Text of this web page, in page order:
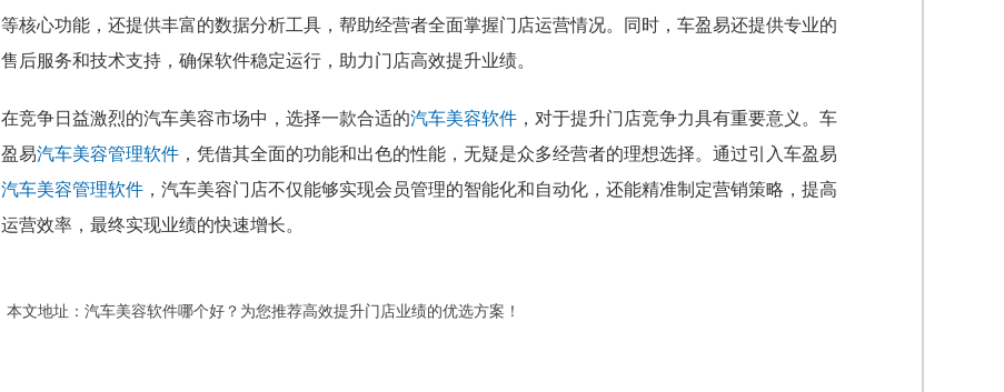
等核心功能，还提供丰富的数据分析工具，帮助经营者全面掌握门店运营情况。同时，车盈易还提供专业的
售后服务和技术支持，确保软件稳定运行，助力门店高效提升业绩。
在竞争日益激烈的汽车美容市场中，选择一款合适的汽车美容软件，对于提升门店竞争力具有重要意义。车
盈易汽车美容管理软件，凭借其全面的功能和出色的性能，无疑是众多经营者的理想选择。通过引入车盈易
汽车美容管理软件，汽车美容门店不仅能够实现会员管理的智能化和自动化，还能精准制定营销策略，提高
运营效率，最终实现业绩的快速增长。
本文地址： 汽车美容软件哪个好？为您推荐高效提升门店业绩的优选方案！